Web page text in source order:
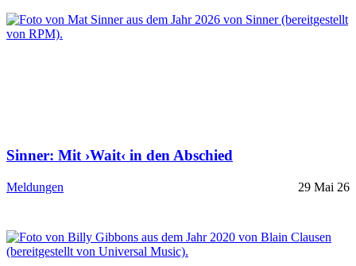
Sinner: Mit ›Wait‹ in den Abschied
Meldungen 29 Mai 26